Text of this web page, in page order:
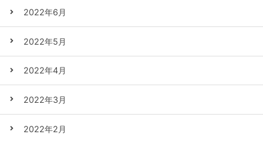
2022年6月
2022年5月
2022年4月
2022年3月
2022年2月